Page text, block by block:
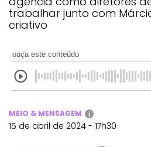
trabalhar junto com
criativo
ouça este conteúdo
MEIO & MENSAGEM i
15 de abril de 2024 - 17h30